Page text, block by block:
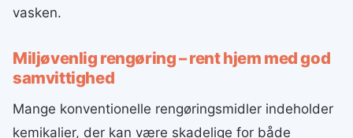
vasken.
Miljøvenlig rengøring – rent hjem med god
samvittighed
Mange konventionelle rengøringsmidler indeholder
kemikalier, der kan være skadelige for både